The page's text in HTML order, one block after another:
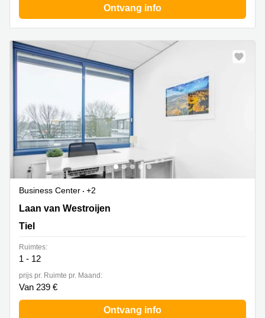
Ontvang info
Business Center
+2
Laan van Westroijen 6, Tiel
Laan van Westroijen
Tiel
Ruimtes:
1 - 12
prijs pr. Ruimte pr. Maand:
Van 239 €
Ontvang info